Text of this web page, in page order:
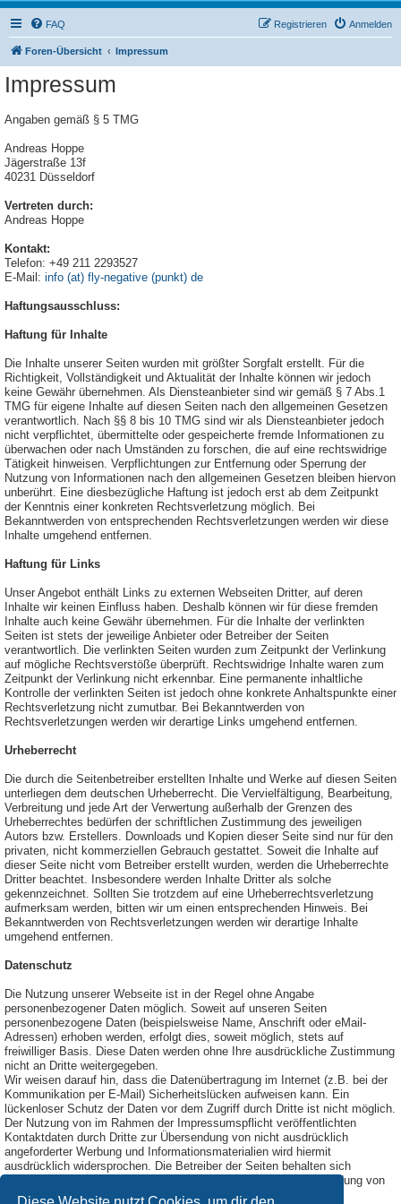
FAQ Anmelden
Registrieren
Foren-Übersicht Impressum
Impressum
Angaben gemäß § 5 TMG
Andreas Hoppe
Jägerstraße 13f
40231 Düsseldorf
Vertreten durch:
Andreas Hoppe
Kontakt:
Telefon: +49 211 2293527
E-Mail: info (at) fly-negative (punkt) de
Haftungsausschluss:
Haftung für Inhalte
Die Inhalte unserer Seiten wurden mit größter Sorgfalt erstellt. Für die
Richtigkeit, Vollständigkeit und Aktualität der Inhalte können wir jedoch
keine Gewähr übernehmen. Als Diensteanbieter sind wir gemäß § 7 Abs.1
TMG für eigene Inhalte auf diesen Seiten nach den allgemeinen Gesetzen
verantwortlich. Nach §§ 8 bis 10 TMG sind wir als Diensteanbieter jedoch
nicht verpflichtet, übermittelte oder gespeicherte fremde Informationen zu
überwachen oder nach Umständen zu forschen, die auf eine rechtswidrige
Tätigkeit hinweisen. Verpflichtungen zur Entfernung oder Sperrung der
Nutzung von Informationen nach den allgemeinen Gesetzen bleiben hiervon
unberührt. Eine diesbezügliche Haftung ist jedoch erst ab dem Zeitpunkt
der Kenntnis einer konkreten Rechtsverletzung möglich. Bei
Bekanntwerden von entsprechenden Rechtsverletzungen werden wir diese
Inhalte umgehend entfernen.
Haftung für Links
Unser Angebot enthält Links zu externen Webseiten Dritter, auf deren
Inhalte wir keinen Einfluss haben. Deshalb können wir für diese fremden
Inhalte auch keine Gewähr übernehmen. Für die Inhalte der verlinkten
Seiten ist stets der jeweilige Anbieter oder Betreiber der Seiten
verantwortlich. Die verlinkten Seiten wurden zum Zeitpunkt der Verlinkung
auf mögliche Rechtsverstöße überprüft. Rechtswidrige Inhalte waren zum
Zeitpunkt der Verlinkung nicht erkennbar. Eine permanente inhaltliche
Kontrolle der verlinkten Seiten ist jedoch ohne konkrete Anhaltspunkte einer
Rechtsverletzung nicht zumutbar. Bei Bekanntwerden von
Rechtsverletzungen werden wir derartige Links umgehend entfernen.
Urheberrecht
Die durch die Seitenbetreiber erstellten Inhalte und Werke auf diesen Seiten
unterliegen dem deutschen Urheberrecht. Die Vervielfältigung, Bearbeitung,
Verbreitung und jede Art der Verwertung außerhalb der Grenzen des
Urheberrechtes bedürfen der schriftlichen Zustimmung des jeweiligen
Autors bzw. Erstellers. Downloads und Kopien dieser Seite sind nur für den
privaten, nicht kommerziellen Gebrauch gestattet. Soweit die Inhalte auf
dieser Seite nicht vom Betreiber erstellt wurden, werden die Urheberrechte
Dritter beachtet. Insbesondere werden Inhalte Dritter als solche
gekennzeichnet. Sollten Sie trotzdem auf eine Urheberrechtsverletzung
aufmerksam werden, bitten wir um einen entsprechenden Hinweis. Bei
Bekanntwerden von Rechtsverletzungen werden wir derartige Inhalte
umgehend entfernen.
Datenschutz
Die Nutzung unserer Webseite ist in der Regel ohne Angabe
personenbezogener Daten möglich. Soweit auf unseren Seiten
personenbezogene Daten (beispielsweise Name, Anschrift oder eMail-
Adressen) erhoben werden, erfolgt dies, soweit möglich, stets auf
freiwilliger Basis. Diese Daten werden ohne Ihre ausdrückliche Zustimmung
nicht an Dritte weitergegeben.
Wir weisen darauf hin, dass die Datenübertragung im Internet (z.B. bei der
Kommunikation per E-Mail) Sicherheitslücken aufweisen kann. Ein
lückenloser Schutz der Daten vor dem Zugriff durch Dritte ist nicht möglich.
Der Nutzung von im Rahmen der Impressumspflicht veröffentlichten
Kontaktdaten durch Dritte zur Übersendung von nicht ausdrücklich
angeforderter Werbung und Informationsmaterialien wird hiermit
ausdrücklich widersprochen. Die Betreiber der Seiten behalten sich
ausdrücklich rechtliche Schritte im Falle der unverlangten Zusendung von
Werbeinformationen, etwa durch Spam-Mails, vor.